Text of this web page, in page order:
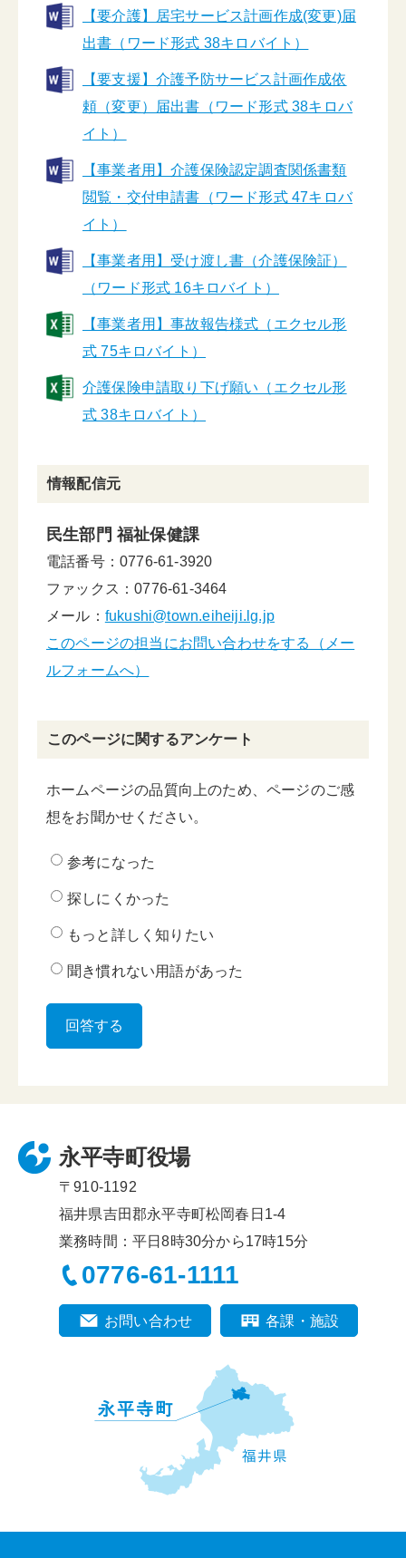
【要介護】居宅サービス計画作成(変更)届
出書（ワード形式 38キロバイト）
【要支援】介護予防サービス計画作成依
頼（変更）届出書（ワード形式 38キロバ
イト）
【事業者用】介護保険認定調査関係書類
閲覧・交付申請書（ワード形式 47キロバ
イト）
【事業者用】受け渡し書（介護保険証）
（ワード形式 16キロバイト）
【事業者用】事故報告様式（エクセル形
式 75キロバイト）
介護保険申請取り下げ願い（エクセル形
式 38キロバイト）
情報配信元
民生部門 福祉保健課
電話番号：0776-61-3920
ファックス：0776-61-3464
メール： fukushi@town.eiheiji.lg.jp
このページの担当にお問い合わせをする（メー
ルフォームへ）
このページに関するアンケート
ホームページの品質向上のため、ページのご感
想をお聞かせください。
参考になった
探しにくかった
もっと詳しく知りたい
聞き慣れない用語があった
永平寺町役場
〒910-1192
福井県吉田郡永平寺町松岡春日1-4
業務時間：平日8時30分から17時15分
0776-61-1111
お問い合わせ 各課・施設